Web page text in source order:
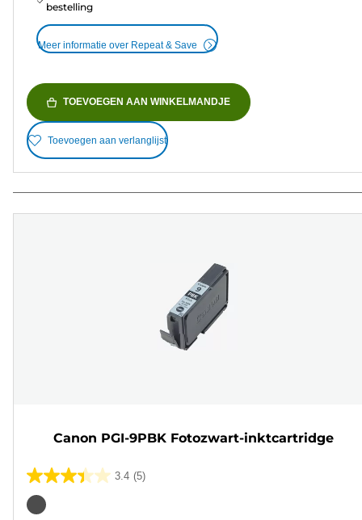
bestelling
Meer informatie over Repeat & Save
TOEVOEGEN AAN WINKELMANDJE
Toevoegen aan verlanglijst
Canon PGI-9PBK Fotozwart-inktcartridge
3.4 (5)
3.4
van
Kleurencartridge